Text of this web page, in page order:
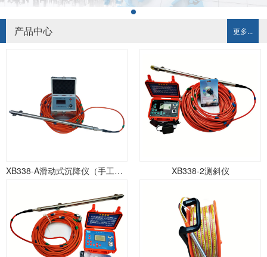
更多...
产品中心
XB338-A滑动式沉降仪（手工记录） XB338-2测斜仪